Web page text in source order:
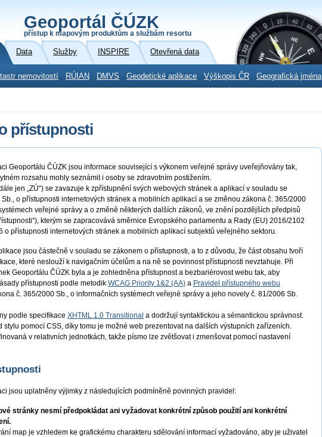
Geoportál ČÚZK
přístup k mapovým produktům a službám resortu
Data Služby INSPIRE Otevřená data
nemovitostí RÚIAN DMVS Geodetické aplikace Výškopis ČR Geografická jména
přístupnosti
Geoportálu ČÚZK jsou informace související s výkonem veřejné správy uveřejňovány tak,
rozsahu mohly seznámit i osoby se zdravotním postižením.
jen „ZÚ“) se zavazuje k zpřístupnění svých webových stránek a aplikací v souladu se
o přístupnosti internetových stránek a mobilních aplikací a se změnou zákona č. 365/2000
veřejné správy a o změně některých dalších zákonů, ve znění pozdějších předpisů
kterým se zapracovává směrnice Evropského parlamentu a Rady (EU) 2016/2102
o přístupnosti internetových stránek a mobilních aplikací subjektů veřejného sektoru.
jsou částečně v souladu se zákonem o přístupnosti, a to z důvodu, že část obsahu tvoří
které neslouží k navigačním účelům a na ně se povinnost přístupnosti nevztahuje. Při
Geoportálu ČÚZK byla a je zohledněna přístupnost a bezbariérovost webu tak, aby
přístupnosti podle metodik WCAG Priority 1&2 (AA) a Pravidel přístupného webu
č. 365/2000 Sb., o informačních systémech veřejné správy a jeho novely č. 81/2006 Sb.
podle specifikace XHTML 1.0 Transitional a dodržují syntaktickou a sémantickou správnost.
stylu pomocí CSS, díky tomu je možné web prezentovat na dalších výstupních zařízeních.
v relativních jednotkách, takže písmo lze zvětšovat i zmenšovat pomocí nastavení
jsou uplatněny výjimky z následujících podmíněně povinných pravidel:
stránky nesmí předpokládat ani vyžadovat konkrétní způsob použití ani konkrétní
map je vzhledem ke grafickému charakteru sdělování informací vyžadováno, aby je uživatel